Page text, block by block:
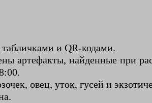
и QR-кодами.
артефакты, найденные при
овец, уток, гусей и